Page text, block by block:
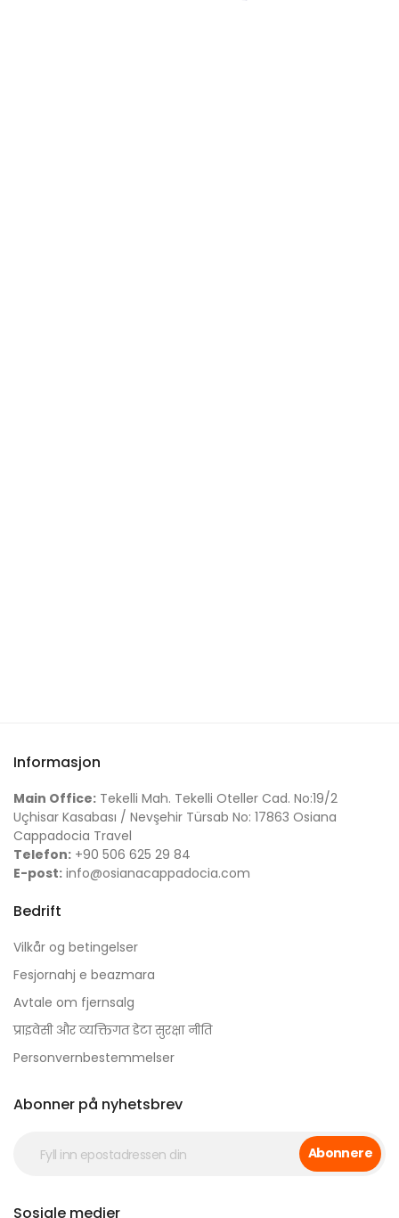
Informasjon
Main Office: Tekelli Mah. Tekelli Oteller Cad. No:19/2
Uçhisar Kasabası / Nevşehir Türsab No: 17863 Osiana
Cappadocia Travel
Telefon: +90 506 625 29 84
E-post: info@osianacappadocia.com
Bedrift
Vilkår og betingelser
Fesjornahj e beazmara
Avtale om fjernsalg
प्राइवेसी और व्यक्तिगत डेटा सुरक्षा नीति
Personvernbestemmelser
Abonner på nyhetsbrev
Abonnere
Sosiale medier